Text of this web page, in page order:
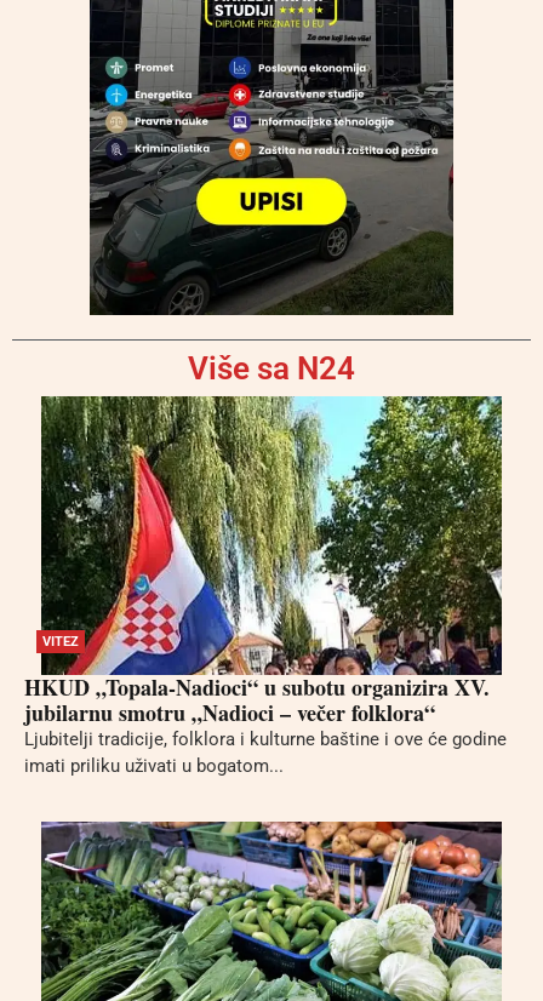
Više sa N24
VITEZ
HKUD „Topala-Nadioci“ u subotu organizira XV.
jubilarnu smotru „Nadioci – večer folklora“
Ljubitelji tradicije, folklora i kulturne baštine i ove će godine
imati priliku uživati u bogatom...